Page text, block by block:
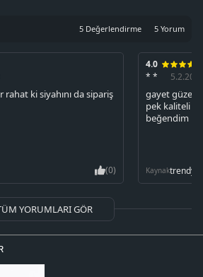
5 Değerlendirme 5 Yorum
rahat ki siyahını da sipariş
(0)
4.0
* *
gayet güzel
pek kaliteli
beğendim
Kaynak
YORUMLARI GÖR